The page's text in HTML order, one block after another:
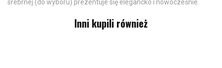
srebrnej (do wyboru) prezentuje się elegancko i nowocześnie.
Inni kupili również